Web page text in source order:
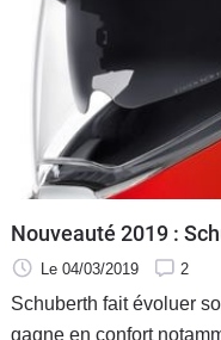
Nouveauté 2019 :
Le 04/03/2019 2
Schuberth fait évoluer
gagne en confort